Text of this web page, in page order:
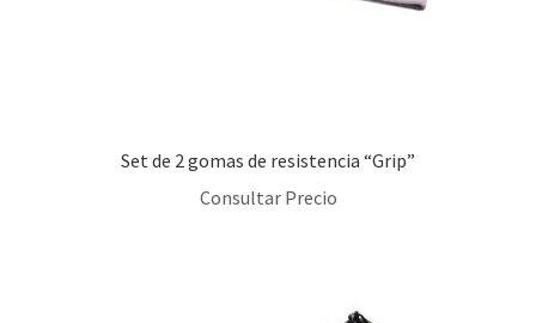
Set de 2 gomas de resistencia “Grip”
Consultar Precio